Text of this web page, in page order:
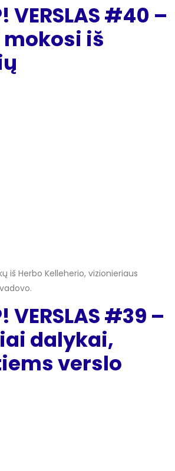
VERSLAS #40 –
iš
iš Herbo Kelleherio, vizionieriaus
VERSLAS #39 –
dalykai,
verslo